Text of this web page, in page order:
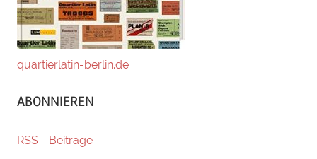
quartierlatin-berlin.de
ABONNIEREN
RSS - Beiträge